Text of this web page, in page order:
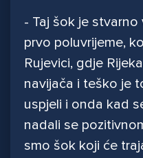
- Taj šok je stvarno
prvo poluvrijeme,
Rujevici, gdje
navijača i teško je
uspjeli i onda kad
nadali se
smo šok koji će